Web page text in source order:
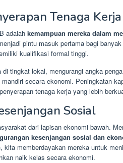
Tenaga Kerja
adalah kemampuan mereka dalam
pintu masuk pertama bagi
kualifikasi formal tinggi.
tingkat lokal, mengurangi angka
secara ekonomi. Peningkatan
tenaga kerja yang lebih
Sosial
dari lapisan ekonomi bawah.
kesenjangan sosial dan
memberdayakan mereka untuk
naik kelas secara ekonomi.